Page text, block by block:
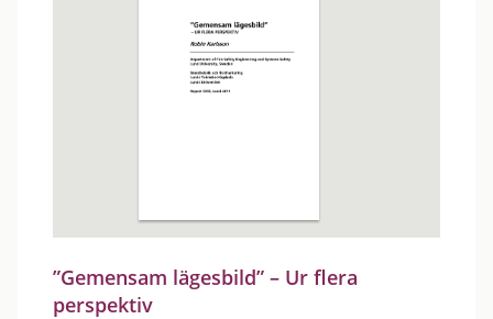
”Gemensam lägesbild” – Ur flera
perspektiv